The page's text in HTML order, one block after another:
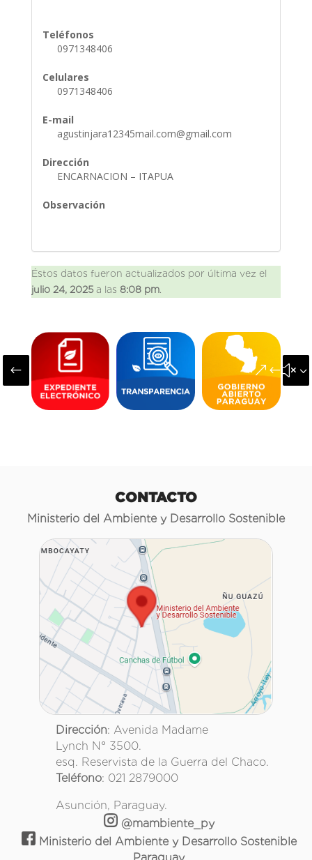
Teléfonos
0971348406
Celulares
0971348406
E-mail
agustinjara12345mail.com@gmail.com
Dirección
ENCARNACION – ITAPUA
Observación
Éstos datos fueron actualizados por última vez el
julio 24, 2025a las 8:08 pm.
#
CONTACTO
Ministerio del Ambiente y Desarrollo Sostenible
Dirección: Avenida Madame
Lynch N° 3500.
esq. Reservista de la Guerra del Chaco.
Teléfono: 021 2879000
Asunción, Paraguay.
@mambiente_py
Ministerio del Ambiente y Desarrollo Sostenible